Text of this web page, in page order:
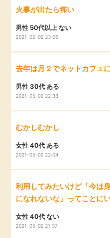
火事が出たら怖い
男性 50代以上 ない
2021-05-02 23:06
去年は月２でネットカフェ
男性 30代 ある
2021-05-02 22:38
むかしむかし
女性 40代 ある
2021-05-02 22:04
利用してみたいけど「今は
になれないな」ってことに
女性 40代 ない
2021-05-02 21:37